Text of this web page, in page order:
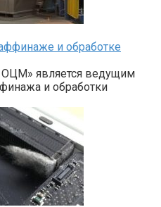
и обработке
является ведущим
и обработки